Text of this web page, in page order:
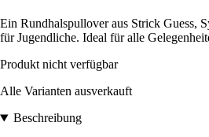
Ein Rundhalspullover aus Strick Guess,
für Jugendliche. Ideal für alle
Produkt nicht verfügbar
Alle Varianten ausverkauft
Beschreibung